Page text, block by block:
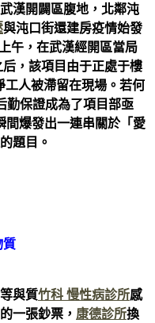
開闢區腹地，北鄰沌
與沌口街還建房疫情始發
午，在武漢經開區當局
后，該項目由于正處于樓
工人被滯留在現場。若何
勤保證成為了項目部亟
間爆發出一連串關於「愛
題目。
質
與質竹科 慢性病診所感
一張鈔票， 康德診所換